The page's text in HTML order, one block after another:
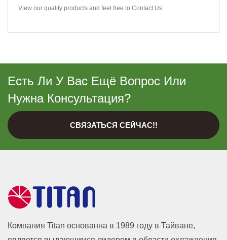
View our quality products and feel free to Contact Us.
Есть Ли У Вас Ещё Вопрос Или
Нужна Консультация?
СВЯЗАТЬСЯ СЕЙЧАС!!
Компания Titan основанна в 1989 году в Тайване,